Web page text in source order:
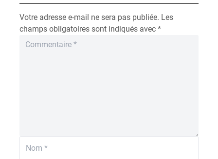
Votre adresse e-mail ne sera pas publiée. Les
champs obligatoires sont indiqués avec *